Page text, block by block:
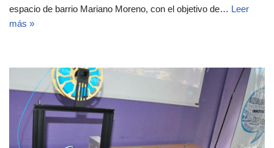
espacio de barrio Mariano Moreno, con el objetivo de… Leer
más »